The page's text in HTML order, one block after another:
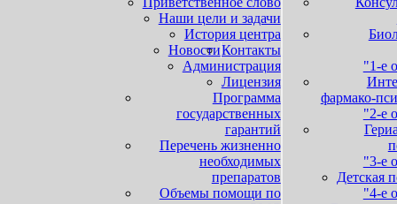
"1-е
фармако-
"2-е
"3-е
Детская
"4-е
Наши цели и задачи
История центра
Контакты
Новости
Администрация
Лицензия
Программа
государственных
гарантий
Перечень жизненно
необходимых
препаратов
Объемы помощи по